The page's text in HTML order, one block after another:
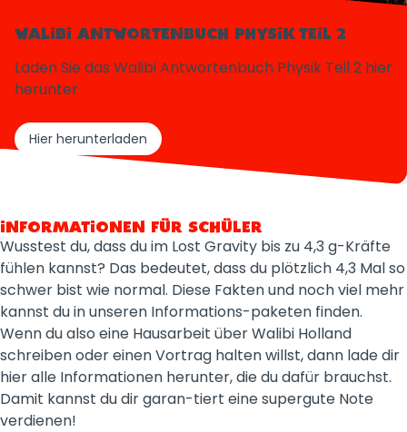
WALIBI ANTWORTENBUCH PHYSIK TEIL 2
Laden Sie das Walibi Antwortenbuch Physik Teil 2 hier
herunter
Hier herunterladen
INFORMATIONEN FÜR SCHÜLER
Wusstest du, dass du im Lost Gravity bis zu 4,3 g-Kräfte
fühlen kannst? Das bedeutet, dass du plötzlich 4,3 Mal so
schwer bist wie normal. Diese Fakten und noch viel mehr
kannst du in unseren Informations-paketen finden.
Wenn du also eine Hausarbeit über Walibi Holland
schreiben oder einen Vortrag halten willst, dann lade dir
hier alle Informationen herunter, die du dafür brauchst.
Damit kannst du dir garan-tiert eine supergute Note
verdienen!